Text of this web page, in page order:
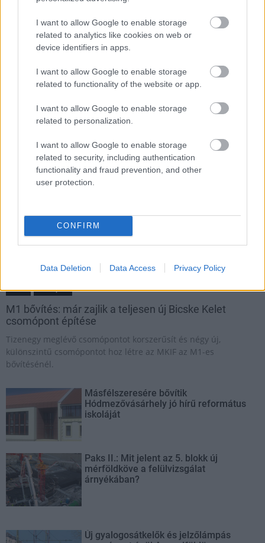
I want to allow Google to enable storage
related to analytics like cookies on web or
device identifiers in apps.
I want to allow Google to enable storage
related to functionality of the website or app.
I want to allow Google to enable storage
related to personalization.
I want to allow Google to enable storage
related to security, including authentication
functionality and fraud prevention, and other
user protection.
CONFIRM
Data Deletion Data Access Privacy Policy
műemlék műemlékfelújítás restaurálás
Történelmi táj, amelynek minden köve mesél –
megújul a tatai Angolkert
A projekt részeként megújulnak a területen található
műemlékek, köztük a különleges Műromok, valamint a közeli
MKIF Magyar Koncessziós Infrastruktúra Fejlesztő Zrt.
M1-es autópálya
Bicske
csomópont
M1 bővítés: már zajlik a teljesen új Bicske Kelet
csomópont építése
Tizenegy meglévő csomópontot korszerűsít és négy új,
különszintű csomópontot hoz létre az MKIF az M1-es
bővítésénél.
Másfélszeresére bővítik
Hódmezővásárhely jó hírű református
iskoláját
Paks II.: Mit jelent az 5. blokk új
mérföldköve a felülvizsgálat
árnyékában?
Új gyalogosátkelők és jelzőlámpás